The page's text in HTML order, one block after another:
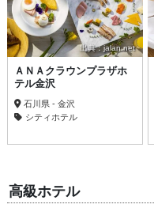
出典：jalan.net
ＡＮＡクラウンプラザホ
テル金沢
石川県 - 金沢
シティホテル
高級ホテル